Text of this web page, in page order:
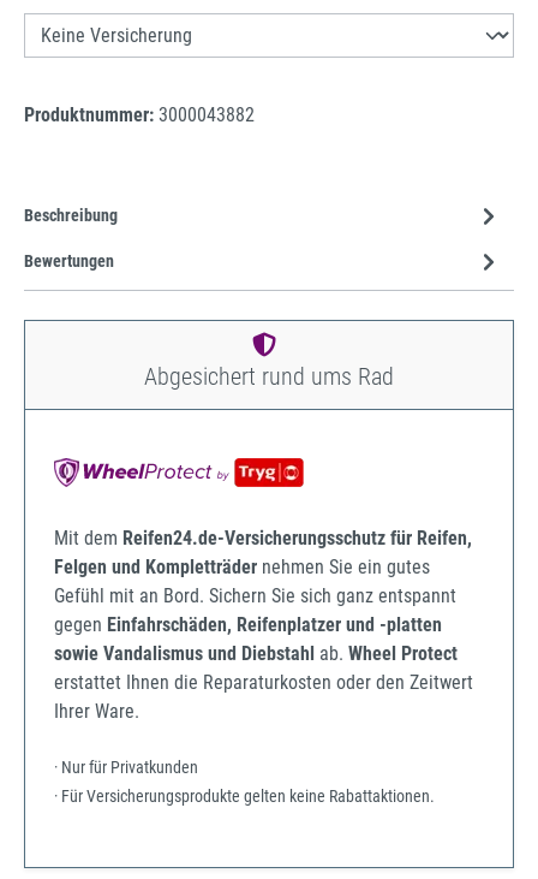
Produktnummer: 3000043882
Beschreibung
Bewertungen
Abgesichert rund ums Rad
Mit dem Reifen24.de-Versicherungsschutz für Reifen,
Felgen und Kompletträder nehmen Sie ein gutes
Gefühl mit an Bord. Sichern Sie sich ganz entspannt
gegen Einfahrschäden, Reifenplatzer und -platten
sowie Vandalismus und Diebstahl ab. Wheel Protect
erstattet Ihnen die Reparaturkosten oder den Zeitwert
Ihrer Ware.
· Nur für Privatkunden
· Für Versicherungsprodukte gelten keine Rabattaktionen.